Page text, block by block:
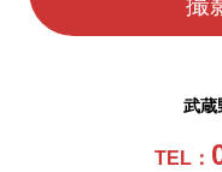
武蔵
TEL：